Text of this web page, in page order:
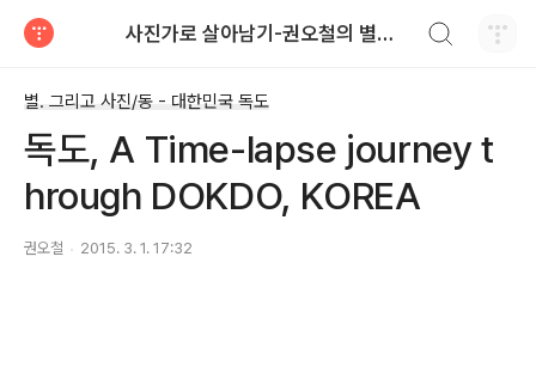
사진가로 살아남기-권오철의 별과 사진
별. 그리고 사진/동 - 대한민국 독도
독도, A Time-lapse journey t
hrough DOKDO, KOREA
권오철 2015. 3. 1. 17:32